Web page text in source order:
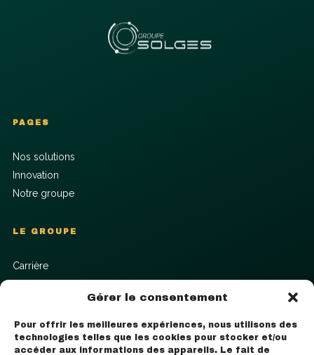
Gérer le consentement
Pour offrir les meilleures expériences, nous utilisons des
technologies telles que les cookies pour stocker et/ou
accéder aux informations des appareils. Le fait de
PAGES
Nos solutions
Innovation
Notre groupe
LE GROUPE
Carrière
Mentions légales
NOS AGENCES